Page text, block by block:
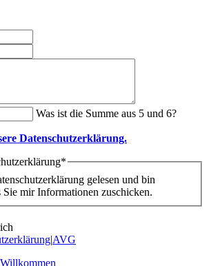
Was ist die Summe aus 5 und 6?
Datenschutzerklärung.
*
gelesen und bin
Sie mir Informationen zuschicken.
|AVG